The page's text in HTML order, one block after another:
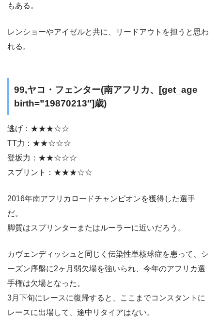
もある。
レンショーやアイゼルと共に、リードアウトを担うと思わ
れる。
99,ヤコ・フェンター(南アフリカ、[get_age
birth=”19870213″]歳)
逃げ：★★★☆☆
TT力：★★☆☆☆
登坂力：★★☆☆☆
スプリント：★★★☆☆
2016年南アフリカロードチャンピオンを獲得した選手
だ。
脚質はスプリンターまたはルーラーに近いだろう。
カヴェンディッシュと同じく伝染性単核球症を患って、シ
ーズン序盤に2ヶ月弱欠場を強いられ、今年のアフリカ選
手権は欠場となった。
3月下旬にレースに復帰すると、ここまでコンスタントに
レースに出場して、途中リタイアはない。